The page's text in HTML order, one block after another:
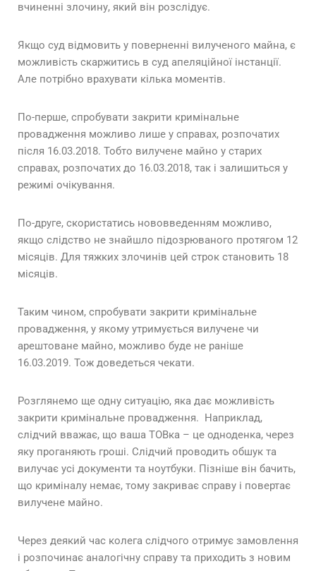
вчиненні злочину, який він розслідує.
Якщо суд відмовить у поверненні вилученого майна, є
можливість скаржитись в суд апеляційної інстанції.
Але потрібно врахувати кілька моментів.
По-перше, спробувати закрити кримінальне
провадження можливо лише у справах, розпочатих
після 16.03.2018. Тобто вилучене майно у старих
справах, розпочатих до 16.03.2018, так і залишиться у
режимі очікування.
По-друге, скористатись нововведенням можливо,
якщо слідство не знайшло підозрюваного протягом 12
місяців. Для тяжких злочинів цей строк становить 18
місяців.
Таким чином, спробувати закрити кримінальне
провадження, у якому утримується вилучене чи
арештоване майно, можливо буде не раніше
16.03.2019. Тож доведеться чекати.
Розглянемо ще одну ситуацію, яка дає можливість
закрити кримінальне провадження. Наприклад,
слідчий вважає, що ваша ТОВка – це одноденка, через
яку проганяють гроші. Слідчий проводить обшук та
вилучає усі документи та ноутбуки. Пізніше він бачить,
що криміналу немає, тому закриває справу і повертає
вилучене майно.
Через деякий час колега слідчого отримує замовлення
і розпочинає аналогічну справу та приходить з новим